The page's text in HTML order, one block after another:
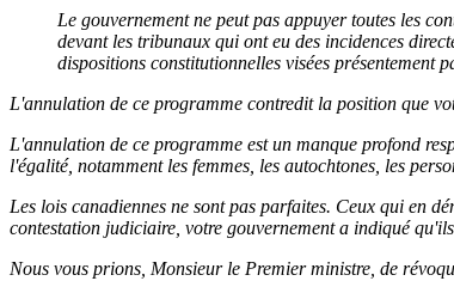
Le gouvernement ne peut pas appuyer toutes les
devant les tribunaux qui ont eu des incidences
dispositions constitutionnelles visées présentement
L'annulation de ce programme contredit la position que
L'annulation de ce programme est un manque profond
l'égalité, notamment les femmes, les autochtones, les
Les lois canadiennes ne sont pas parfaites. Ceux qui en
contestation judiciaire, votre gouvernement a indiqué
Nous vous prions, Monsieur le Premier ministre, de